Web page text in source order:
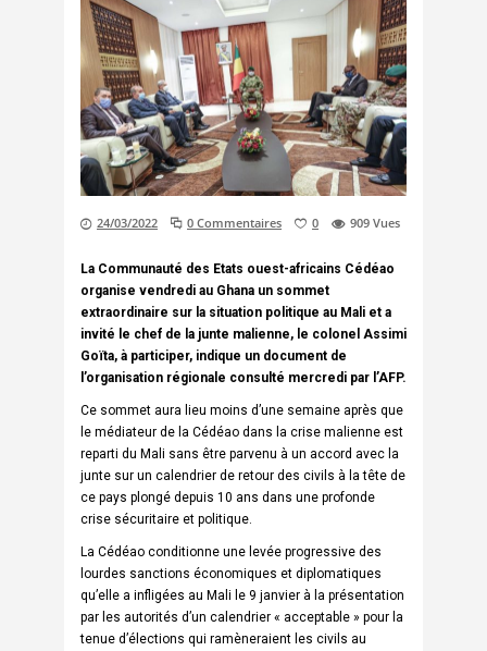
24/03/2022 0 Commentaires 0 909 Vues
La Communauté des Etats ouest-africains Cédéao
organise vendredi au Ghana un sommet
extraordinaire sur la situation politique au Mali et a
invité le chef de la junte malienne, le colonel Assimi
Goïta, à participer, indique un document de
l’organisation régionale consulté mercredi par l’AFP.
Ce sommet aura lieu moins d’une semaine après que
le médiateur de la Cédéao dans la crise malienne est
reparti du Mali sans être parvenu à un accord avec la
junte sur un calendrier de retour des civils à la tête de
ce pays plongé depuis 10 ans dans une profonde
crise sécuritaire et politique.
La Cédéao conditionne une levée progressive des
lourdes sanctions économiques et diplomatiques
qu’elle a infligées au Mali le 9 janvier à la présentation
par les autorités d’un calendrier « acceptable » pour la
tenue d’élections qui ramèneraient les civils au